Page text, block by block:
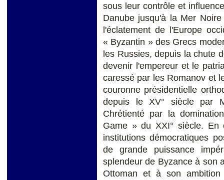
sous leur contrôle et
Danube jusqu'à la Mer
l'éclatement de l'Europe
« Byzantin » des Grecs
les Russies, depuis la chute
devenir l'empereur et le
caressé par les Romanov et
couronne présidentielle
depuis le XV° siècle par
Chrétienté par la
Game » du XXI° siècle. En
institutions démocratiques
de grande puissance
splendeur de Byzance à son
Ottoman et à son ambition